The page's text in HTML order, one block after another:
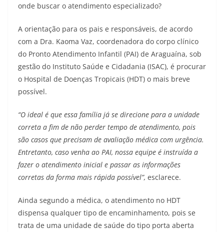
onde buscar o atendimento especializado?
A orientação para os pais e responsáveis, de acordo
com a Dra. Kaoma Vaz, coordenadora do corpo clínico
do Pronto Atendimento Infantil (PAI) de Araguaína, sob
gestão do Instituto Saúde e Cidadania (ISAC), é procurar
o Hospital de Doenças Tropicais (HDT) o mais breve
possível.
“O ideal é que essa família já se direcione para a unidade
correta a fim de não perder tempo de atendimento, pois
são casos que precisam de avaliação médica com urgência.
Entretanto, caso venha ao PAI, nossa equipe é instruída a
fazer o atendimento inicial e passar as informações
corretas da forma mais rápida possível”, esclarece.
Ainda segundo a médica, o atendimento no HDT
dispensa qualquer tipo de encaminhamento, pois se
trata de uma unidade de saúde do tipo porta aberta